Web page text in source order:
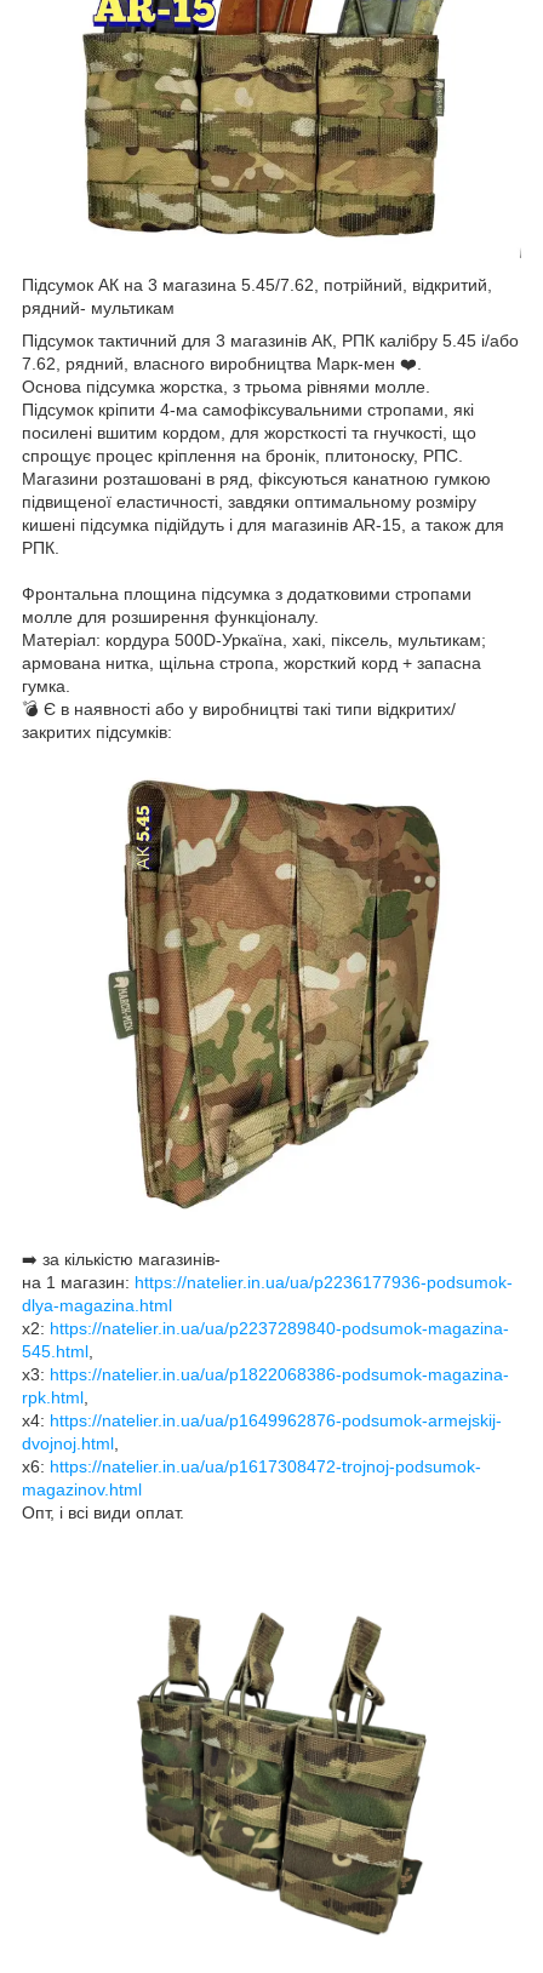
Підсумок АК на 3 магазина 5.45/7.62, потрійний, відкритий,
рядний- мультикам
Підсумок тактичний для 3 магазинів АК, РПК калібру 5.45 і/або
7.62, рядний, власного виробництва Марк-мен ❤️.
Основа підсумка жорстка, з трьома рівнями молле.
Підсумок кріпити 4-ма самофіксувальними стропами, які
посилені вшитим кордом, для жорсткості та гнучкості, що
спрощує процес кріплення на бронік, плитоноску, РПС.
Магазини розташовані в ряд, фіксуються канатною гумкою
підвищеної еластичності, завдяки оптимальному розміру
кишені підсумка підійдуть і для магазинів AR-15, а також для
РПК.
Фронтальна площина підсумка з додатковими стропами
молле для розширення функціоналу.
Матеріал: кордура 500D-Уркаїна, хакі, піксель, мультикам;
армована нитка, щільна стропа, жорсткий корд + запасна
гумка.
💣 Є в наявності або у виробництві такі типи відкритих/
закритих підсумків:
➡️ за кількістю магазинів-
на 1 магазин: https://natelier.in.ua/ua/p2236177936-podsumok-
dlya-magazina.html
х2: https://natelier.in.ua/ua/p2237289840-podsumok-magazina-
545.html
х3: https://natelier.in.ua/ua/p1822068386-podsumok-magazina-
rpk.html
х4: https://natelier.in.ua/ua/p1649962876-podsumok-armejskij-
dvojnoj.html
х6: https://natelier.in.ua/ua/p1617308472-trojnoj-podsumok-
magazinov.html
Опт, і всі види оплат.